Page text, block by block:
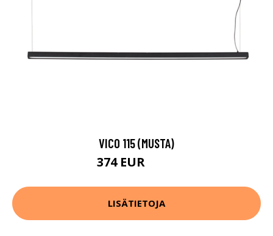
VICO 115 (MUSTA)
374 EUR
LISÄTIETOJA